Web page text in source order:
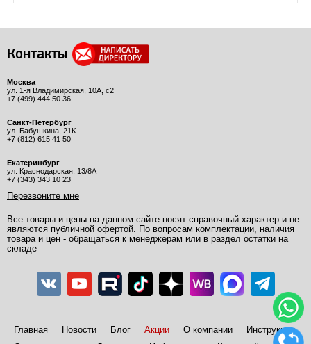
Контакты
Москва
ул. 1-я Владимирская, 10А, с2
+7 (499) 444 50 36
Санкт-Петербург
ул. Бабушкина, 21К
+7 (812) 615 41 50
Екатеринбург
ул. Краснодарская, 13/8А
+7 (343) 343 10 23
Перезвоните мне
Все товары и цены на данном сайте носят справочный характер и не
являются публичной офертой. По вопросам комплектации, наличия
товара и цен - обращаться к менеджерам или в раздел остатки на
складе
Главная Новости Блог Акции О компании
Инструкции